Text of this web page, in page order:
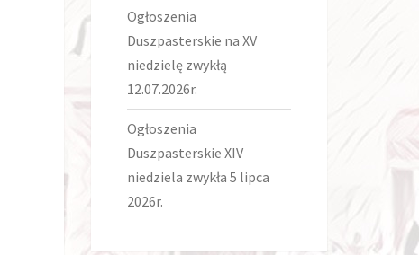
Ogłoszenia
Duszpasterskie na XV
niedzielę zwykłą
12.07.2026r.
Ogłoszenia
Duszpasterskie XIV
niedziela zwykła 5 lipca
2026r.